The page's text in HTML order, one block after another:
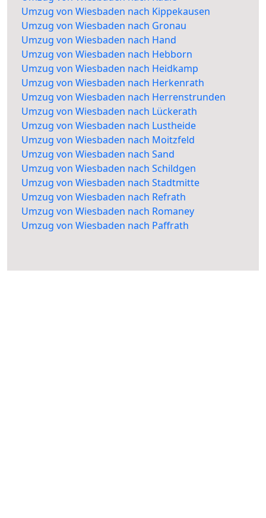
Umzug von Wiesbaden nach Kippekausen
Umzug von Wiesbaden nach Gronau
Umzug von Wiesbaden nach Hand
Umzug von Wiesbaden nach Hebborn
Umzug von Wiesbaden nach Heidkamp
Umzug von Wiesbaden nach Herkenrath
Umzug von Wiesbaden nach Herrenstrunden
Umzug von Wiesbaden nach Lückerath
Umzug von Wiesbaden nach Lustheide
Umzug von Wiesbaden nach Moitzfeld
Umzug von Wiesbaden nach Sand
Umzug von Wiesbaden nach Schildgen
Umzug von Wiesbaden nach Stadtmitte
Umzug von Wiesbaden nach Refrath
Umzug von Wiesbaden nach Romaney
Umzug von Wiesbaden nach Paffrath